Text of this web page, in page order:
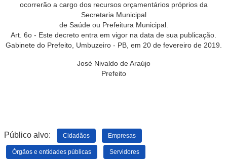
ocorrerão a cargo dos recursos orçamentários próprios da
Secretaria Municipal
de Saúde ou Prefeitura Municipal.
Art. 6o - Este decreto entra em vigor na data de sua publicação.
Gabinete do Prefeito, Umbuzeiro - PB, em 20 de fevereiro de 2019.
José Nivaldo de Araújo
Prefeito
Público alvo: Cidadãos Empresas
Órgãos e entidades públicas Servidores